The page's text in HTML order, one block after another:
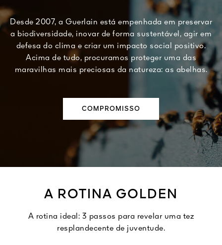
Desde 2007, a Guerlain está empenhada em preservar
a biodiversidade, inovar de forma sustentável, agir em
defesa do clima e criar um impacto social positivo.
Acima de tudo, procuramos proteger uma das
maravilhas mais preciosas da natureza: as abelhas.
COMPROMISSO
A ROTINA GOLDEN
A rotina ideal: 3 passos para revelar uma tez
resplandecente de juventude.